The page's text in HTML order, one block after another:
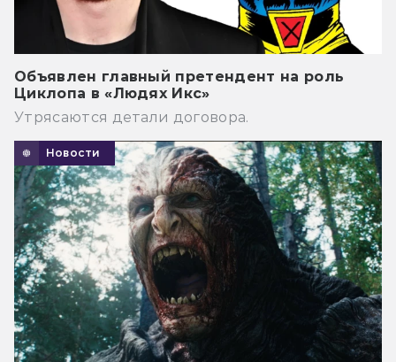
Объявлен главный претендент на роль
Циклопа в «Людях Икс»
Утрясаются детали договора.
Новости